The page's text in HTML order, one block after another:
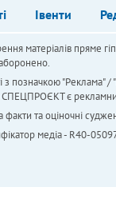
Івенти
матеріалів пряме
з позначкою
є
факти та оціночні
медіа - R40-